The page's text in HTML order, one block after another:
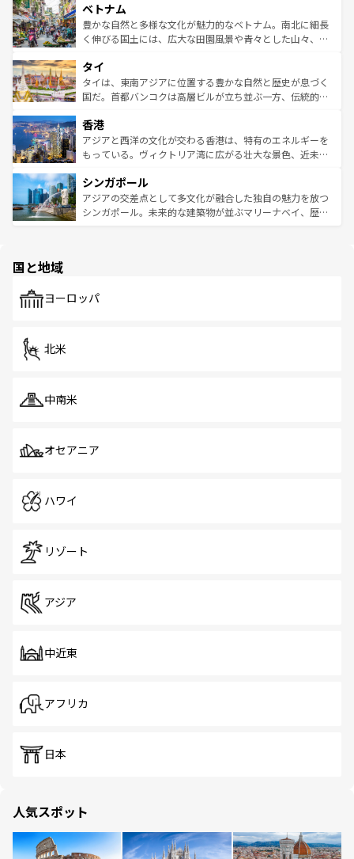
参照してほしい。
容にもいいと評判のスイーツなど、バラエティ豊かな料理
が味わえる。 なお、新着の台湾情報は コンテンツ一覧を参
照してほしい。
き、地方に足を延ばせば四季折々の自然美を楽しむことが
できる。そして、キムチや焼肉、絶品のストリートフード
まで、さまざまな韓国料理が待っている。夜には、韓国な
リティに包まれながら、韓国の多彩な魅力を心ゆくまで味
わってみてほしい。 なお、新着の韓国情報はコンテンツ一
覧を参照してほしい。
ベトナム
豊かな自然と多様な文化が魅力的なベトナム。南北に細長
く伸びる国土には、広大な田園風景や青々とした山々、世
急速な発展と共に伝統が息づく。ハノイの古い町並みやホ
ーチミン市のフランス統治時代の建物も、独特の雰囲気を
醸し出している。また、バラエティの豊かさとおいしさで
とつ。フォーやバインミー、ベトナムコーヒーなどは、ぜ
ひ現地で味わいたい。どの地域を訪れてもあたたかい人々
が旅行者を迎えてくれるので、きっと忘れられない旅にな
参照してほしい。
タイ
タイは、東南アジアに位置する豊かな自然と歴史が息づく
国だ。首都バンコクは高層ビルが立ち並ぶ一方、伝統的な
の活気が交差している。北部ではチェンマイなどの山岳地
帯で自然と触れ合い、南部ではプーケットやクラビの美し
いビーチでリゾート気分を楽しむことができる。タイ料理
激する。気候は一年中温暖で、どの季節にも異なる楽しみ
が待っている。親しみやすいタイの人々、仏教を中心とし
た文化、そして多様な観光資源が、訪れる旅人を魅了し続
香港
アジアと西洋の文化が交わる香港は、特有のエネルギーを
もっている。ヴィクトリア湾に広がる壮大な景色、近未来
み、どこを訪れても感動するはず。観光スポットが密集し
ており、効率よく見どころを回れるのも魅力。息をのむよ
うな絶景から文化的な体験まで、香港を存分に楽しみ尽く
シンガポール
アジアの交差点として多文化が融合した独自の魅力を放つ
シンガポール。未来的な建築物が並ぶマリーナベイ、歴史
で、ホーカーズは地元の風情を楽しめる外せないスポット
国と地域
ヨーロッパ
北米
中南米
オセアニア
ハワイ
リゾート
アジア
中近東
アフリカ
日本
人気スポット